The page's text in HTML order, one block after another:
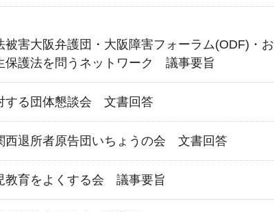
被害大阪弁護団・大阪障害フォーラム(ODF)・お
保護法を問うネットワーク 議事要旨
する団体懇談会 文書回答
西退所者原告団いちょうの会 文書回答
教育をよくする会 議事要旨